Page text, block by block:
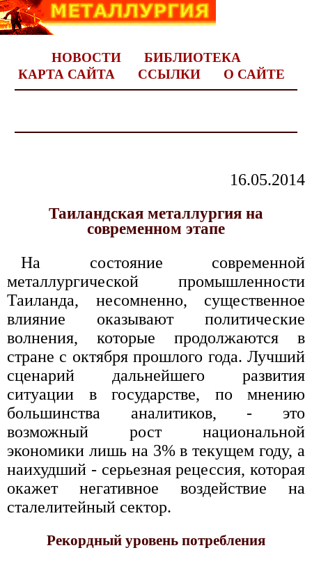
НОВОСТИ
БИБЛИОТЕКА
КАРТА САЙТА
ССЫЛКИ О САЙТЕ
16.05.2014
Таиландская металлургия на
современном этапе
На состояние современной
металлургической промышленности
Таиланда, несомненно, существенное
влияние оказывают политические
волнения, которые продолжаются в
стране с октября прошлого года. Лучший
сценарий дальнейшего развития
ситуации в государстве, по мнению
большинства аналитиков, - это
возможный рост национальной
экономики лишь на 3% в текущем году, а
наихудший - серьезная рецессия, которая
окажет негативное воздействие на
сталелитейный сектор.
Рекордный уровень потребления